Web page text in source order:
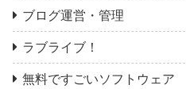
ブログ運営・管理
ラブライブ！
無料ですごいソフトウェア